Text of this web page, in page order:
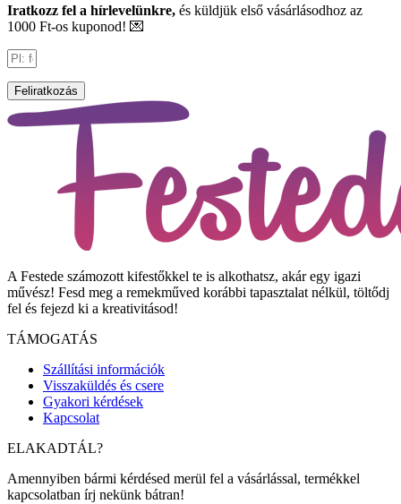
Iratkozz fel a hírlevelünkre, és küldjük első vásárlásodhoz az
1000 Ft-os kuponod! 💌
Feliratkozás
A Festede számozott kifestőkkel te is alkothatsz, akár egy igazi
művész! Fesd meg a remekműved korábbi tapasztalat nélkül, töltődj
fel és fejezd ki a kreativitásod!
TÁMOGATÁS
Szállítási információk
Visszaküldés és csere
Gyakori kérdések
Kapcsolat
ELAKADTÁL?
Amennyiben bármi kérdésed merül fel a vásárlással, termékkel
kapcsolatban írj nekünk bátran!